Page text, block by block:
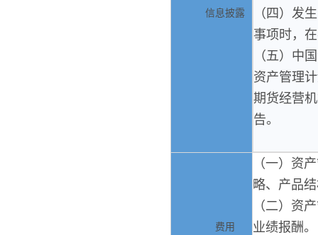
信息披露
（四）发
事项时，
（五）中
资产管理
期货经营
告。
费用
（一）资
略、产品
（二）资
业绩报酬。